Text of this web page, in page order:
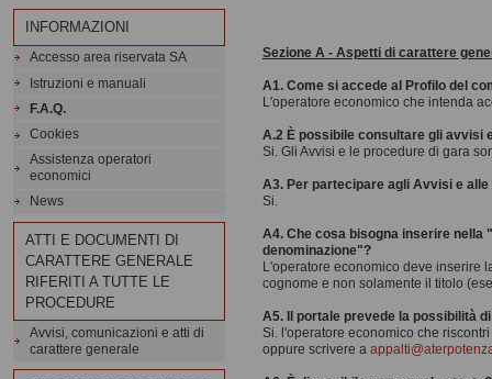
Sezione A - Aspetti di carattere
A1. Come si accede al Profilo del
L'operatore economico che intenda
A.2 È possibile consultare gli avvisi
Si. Gli Avvisi e le procedure di gara
A3. Per partecipare agli Avvisi e
Si.
A4. Che cosa bisogna inserire
denominazione"?
L'operatore economico deve inserire
cognome e non solamente il titolo
A5. Il portale prevede la possibilità
Si. l'operatore economico che
oppure scrivere a
INFORMAZIONI
Accesso area riservata SA
Istruzioni e manuali
F.A.Q.
Cookies
Assistenza operatori
economici
News
ATTI E DOCUMENTI DI
CARATTERE GENERALE
RIFERITI A TUTTE LE
PROCEDURE
Avvisi, comunicazioni e atti di
carattere generale